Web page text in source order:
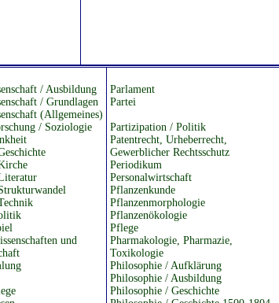
/ Ausbildung
/ Grundlagen
(Allgemeines)
/ Soziologie
und
Parlament
Partei
Partizipation / Politik
Patentrecht, Urheberrecht,
Gewerblicher Rechtsschutz
Periodikum
Personalwirtschaft
Pflanzenkunde
Pflanzenmorphologie
Pflanzenökologie
Pflege
Pharmakologie, Pharmazie,
Toxikologie
Philosophie / Aufklärung
Philosophie / Ausbildung
Philosophie / Geschichte